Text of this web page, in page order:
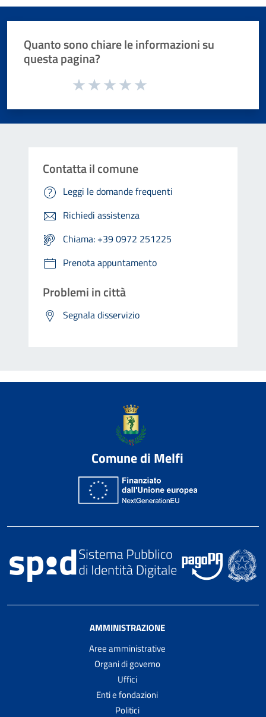
Quanto sono chiare le informazioni su
questa pagina?
Valuta da 1 a 5 stelle la pagina
Contatta il comune
Leggi le domande frequenti
Richiedi assistenza
Chiama: +39 0972 251225
Prenota appuntamento
Problemi in città
Segnala disservizio
Comune di Melfi
AMMINISTRAZIONE
Aree amministrative
Organi di governo
Uffici
Enti e fondazioni
Politici